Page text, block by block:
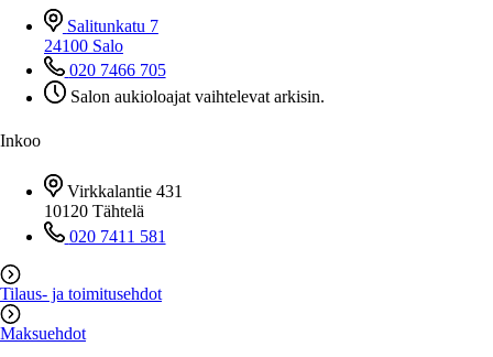
Salitunkatu 7
24100 Salo
020 7466 705
Salon aukioloajat vaihtelevat arkisin.
Inkoo
Virkkalantie 431
10120 Tähtelä
020 7411 581
Tilaus- ja toimitusehdot
Maksuehdot